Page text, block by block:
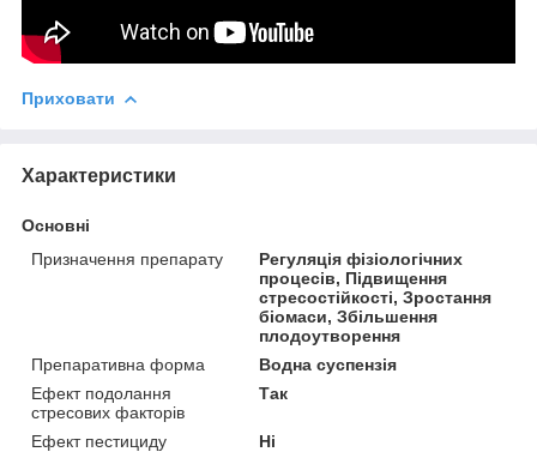
Приховати
Характеристики
Основні
Призначення препарату
Регуляція фізіологічних
процесів, Підвищення
стресостійкості, Зростання
біомаси, Збільшення
плодоутворення
Препаративна форма
Водна суспензія
Ефект подолання
стресових факторів
Так
Ефект пестициду
Ні